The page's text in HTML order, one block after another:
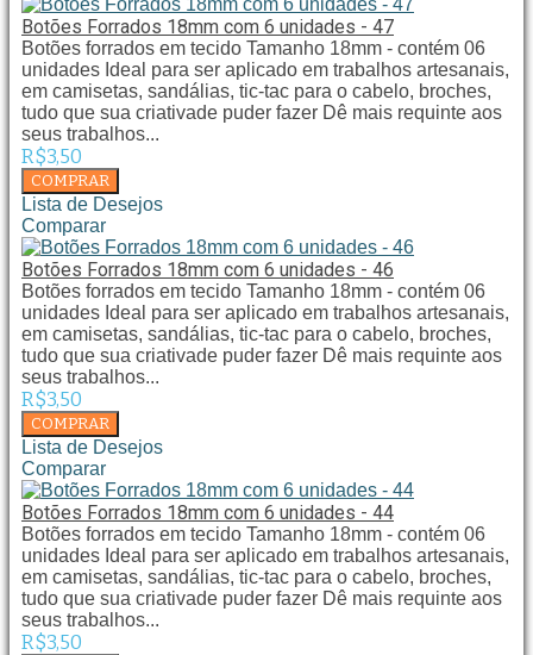
Botões Forrados 18mm com 6 unidades - 47
Botões forrados em tecido Tamanho 18mm - contém 06
unidades Ideal para ser aplicado em trabalhos artesanais,
em camisetas, sandálias, tic-tac para o cabelo, broches,
tudo que sua criativade puder fazer Dê mais requinte aos
seus trabalhos...
R$3,50
Lista de Desejos
Comparar
Botões Forrados 18mm com 6 unidades - 46
Botões forrados em tecido Tamanho 18mm - contém 06
unidades Ideal para ser aplicado em trabalhos artesanais,
em camisetas, sandálias, tic-tac para o cabelo, broches,
tudo que sua criativade puder fazer Dê mais requinte aos
seus trabalhos...
R$3,50
Lista de Desejos
Comparar
Botões Forrados 18mm com 6 unidades - 44
Botões forrados em tecido Tamanho 18mm - contém 06
unidades Ideal para ser aplicado em trabalhos artesanais,
em camisetas, sandálias, tic-tac para o cabelo, broches,
tudo que sua criativade puder fazer Dê mais requinte aos
seus trabalhos...
R$3,50